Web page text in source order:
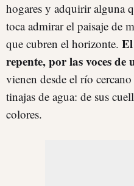
hogares y adquirir alguna
toca admirar el paisaje de
que cubren el horizonte.
repente, por las voces
vienen desde el río
tinajas de agua: de sus
colores.